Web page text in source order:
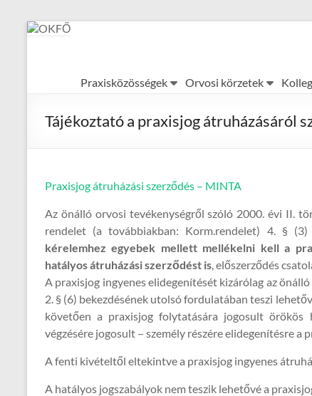
Skip
Praxisközösségek Orvosi körzetek
Tájékoztató a praxisjog átruházásáról
Praxisjog átruházási szerződés – MINTA
Az önálló orvosi tevékenységről szóló 2000. évi II.
rendelet (a továbbiakban: Korm.rendelet) 4. §
kérelemhez egyebek mellett mellékelni kell a
hatályos átruházási szerződést is, előszerződés
A praxisjog ingyenes elidegenítését kizárólag az
2. § (6) bekezdésének utolsó fordulatában teszi
követően a praxisjog folytatására jogosult örökös
végzésére jogosult – személy részére elidegenítésre a
A fenti kivételtől eltekintve a praxisjog ingyenes
A hatályos jogszabályok nem teszik lehetővé a